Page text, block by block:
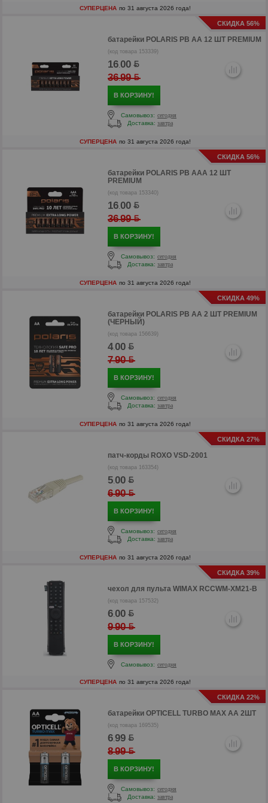
р
р
СУПЕРЦЕНА по 31 августа 2026 года!
СКИДКА 56%
батарейки POLARIS PB AA 12 ШТ PREMIUM
(код товара 153339)
16.00
36.99
В КОРЗИНУ!
Самовывоз: сегодня
Доставка: завтра
СУПЕРЦЕНА по 31 августа 2026 года!
СКИДКА 56%
батарейки POLARIS PB AAA 12 ШТ
PREMIUM
(код товара 153340)
16.00
36.99
В КОРЗИНУ!
Самовывоз: сегодня
Доставка: завтра
СУПЕРЦЕНА по 31 августа 2026 года!
СКИДКА 49%
батарейки POLARIS PB AA 2 ШТ PREMIUM
(ЧЕРНЫЙ)
(код товара 156639)
4.00
7.90
В КОРЗИНУ!
Самовывоз: сегодня
Доставка: завтра
СУПЕРЦЕНА по 31 августа 2026 года!
СКИДКА 27%
патч-корды ROXO VSD-2001
(код товара 163354)
5.00
6.90
В КОРЗИНУ!
Самовывоз: сегодня
Доставка: завтра
СУПЕРЦЕНА по 31 августа 2026 года!
СКИДКА 39%
чехол для пульта WIMAX RCCWM-XM21-B
(код товара 157532)
6.00
9.90
В КОРЗИНУ!
Самовывоз: сегодня
СУПЕРЦЕНА по 31 августа 2026 года!
СКИДКА 22%
батарейки OPTICELL TURBO MAX AA 2ШТ
(код товара 169535)
6.99
8.99
В КОРЗИНУ!
Самовывоз: сегодня
Доставка: завтра